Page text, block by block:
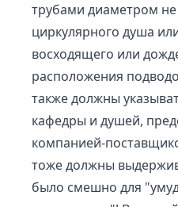
трубами диаметром
циркулярного душа
восходящего или
расположения
также должны
кафедры и душей,
компанией-
тоже должны
было смешно для